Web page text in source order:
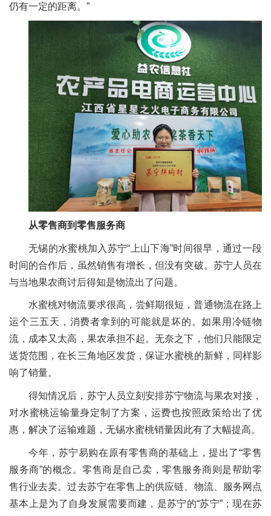
仍有一定的距离。”
从零售商到零售服务商
无锡的水蜜桃加入苏宁“上山下海”时间很早，通过一段
时间的合作后，虽然销售有增长，但没有突破。苏宁人员在
与当地果农商讨后得知是物流出了问题。
水蜜桃对物流要求很高，尝鲜期很短，普通物流在路上
运个三五天，消费者拿到的可能就是坏的。如果用冷链物
流，成本又太高，果农承担不起。无奈之下，他们只能限定
送货范围，在长三角地区发货，保证水蜜桃的新鲜，同样影
响了销量。
得知情况后，苏宁人员立刻安排苏宁物流与果农对接，
对水蜜桃运输量身定制了方案，运费也按照政策给出了优
惠，解决了运输难题，无锡水蜜桃销量因此有了大幅提高。
今年，苏宁易购在原有零售商的基础上，提出了“零售
服务商”的概念。零售商是自己卖，零售服务商则是帮助零
售行业去卖。过去苏宁在零售上的供应链、物流、服务网点
基本上是为了自身发展需要而建，是苏宁的“苏宁”；现在苏